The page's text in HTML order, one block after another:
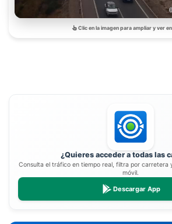
Clic en la imagen para ampliar y ver
¿Quieres acceder a todas las
Consulta el tráfico en tiempo real, filtra por
móvil.
Descargar App